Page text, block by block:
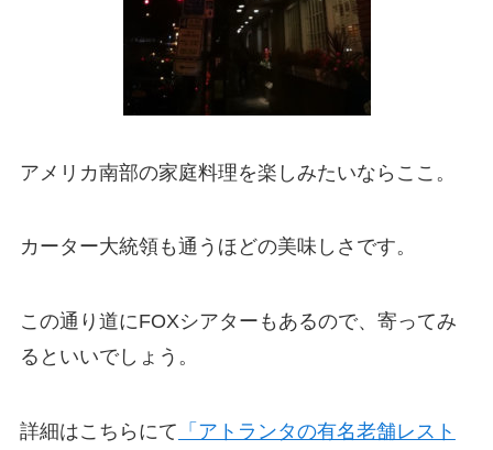
アメリカ南部の家庭料理を楽しみたいならここ。
カーター大統領も通うほどの美味しさです。
この通り道にFOXシアターもあるので、寄ってみ
るといいでしょう。
詳細はこちらにて 「アトランタの有名老舗レスト